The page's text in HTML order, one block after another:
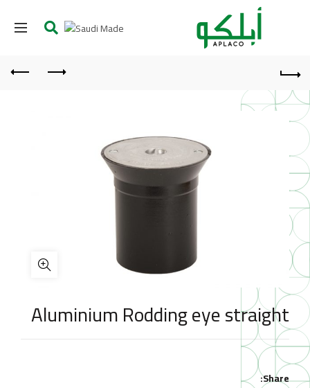
Aluminium Rodding eye straight
Share